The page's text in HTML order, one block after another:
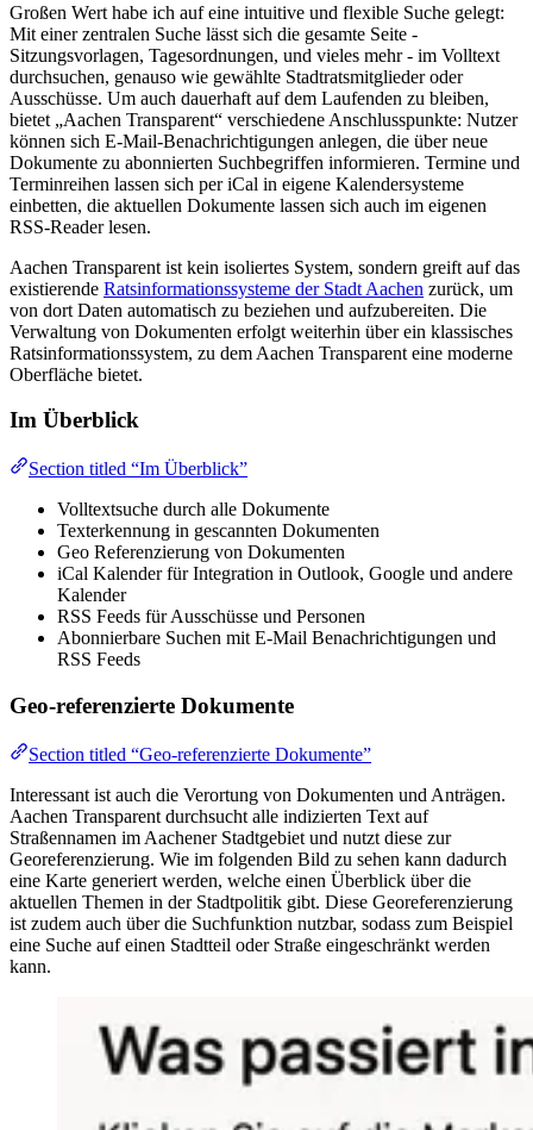
Großen Wert habe ich auf eine intuitive und flexible Suche gelegt:
Mit einer zentralen Suche lässt sich die gesamte Seite -
Sitzungsvorlagen, Tagesordnungen, und vieles mehr - im Volltext
durchsuchen, genauso wie gewählte Stadtratsmitglieder oder
Ausschüsse. Um auch dauerhaft auf dem Laufenden zu bleiben,
bietet „Aachen Transparent“ verschiedene Anschlusspunkte: Nutzer
können sich E-Mail-Benachrichtigungen anlegen, die über neue
Dokumente zu abonnierten Suchbegriffen informieren. Termine und
Terminreihen lassen sich per iCal in eigene Kalendersysteme
einbetten, die aktuellen Dokumente lassen sich auch im eigenen
RSS-Reader lesen.
Aachen Transparent ist kein isoliertes System, sondern greift auf das
existierende Ratsinformationssysteme der Stadt Aachen zurück, um
von dort Daten automatisch zu beziehen und aufzubereiten. Die
Verwaltung von Dokumenten erfolgt weiterhin über ein klassisches
Ratsinformationssystem, zu dem Aachen Transparent eine moderne
Oberfläche bietet.
Im Überblick
Section titled “Im Überblick”
Volltextsuche durch alle Dokumente
Texterkennung in gescannten Dokumenten
Geo Referenzierung von Dokumenten
iCal Kalender für Integration in Outlook, Google und andere
Kalender
RSS Feeds für Ausschüsse und Personen
Abonnierbare Suchen mit E-Mail Benachrichtigungen und
RSS Feeds
Geo-referenzierte Dokumente
Section titled “Geo-referenzierte Dokumente”
Interessant ist auch die Verortung von Dokumenten und Anträgen.
Aachen Transparent durchsucht alle indizierten Text auf
Straßennamen im Aachener Stadtgebiet und nutzt diese zur
Georeferenzierung. Wie im folgenden Bild zu sehen kann dadurch
eine Karte generiert werden, welche einen Überblick über die
aktuellen Themen in der Stadtpolitik gibt. Diese Georeferenzierung
ist zudem auch über die Suchfunktion nutzbar, sodass zum Beispiel
eine Suche auf einen Stadtteil oder Straße eingeschränkt werden
kann.